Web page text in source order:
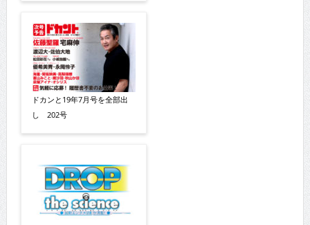
ドカンと19年7月号を全部出
し 202号